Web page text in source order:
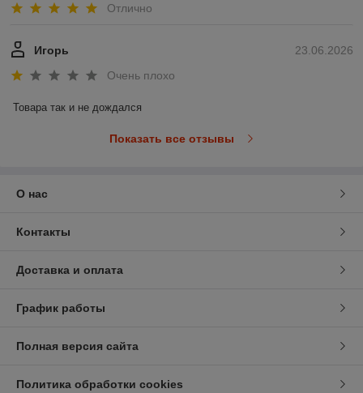
Отлично
23.06.2026
Игорь
Очень плохо
Товара так и не дождался
Показать все отзывы
О нас
Контакты
Доставка и оплата
График работы
Полная версия сайта
Политика обработки cookies